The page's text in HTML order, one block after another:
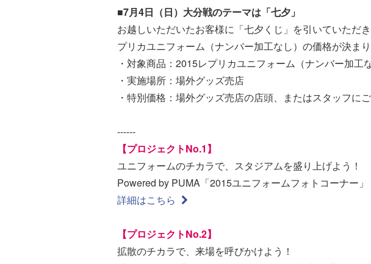
■7月4日（日）大分戦のテーマは「七夕」
お越しいただいたお客様に「七夕くじ」を引いていただ
プリカユニフォーム（ナンバー加工なし）の価格が決まり
・対象商品：2015レプリカユニフォーム（ナンバー加工な
・実施場所：場外グッズ売店
・特別価格：場外グッズ売店の店頭、またはスタッフに
------
【プロジェクトNo.1】
ユニフォームのチカラで、スタジアムを盛り上げよう！
Powered by PUMA「2015ユニフォームフォトコーナー」
詳細はこちら
【プロジェクトNo.2】
拡散のチカラで、来場を呼びかけよう！